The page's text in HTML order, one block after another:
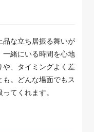
品な立ち居振る舞いが
一緒にいる時間を心地
や、タイミングよく差
も。どんな場面でもス
てくれます。